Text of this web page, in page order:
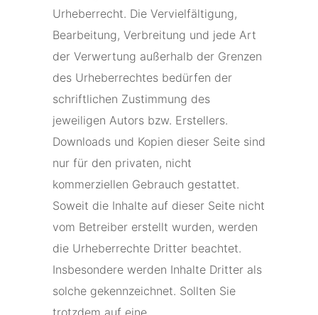
Urheberrecht. Die Vervielfältigung,
Bearbeitung, Verbreitung und jede Art
der Verwertung außerhalb der Grenzen
des Urheberrechtes bedürfen der
schriftlichen Zustimmung des
jeweiligen Autors bzw. Erstellers.
Downloads und Kopien dieser Seite sind
nur für den privaten, nicht
kommerziellen Gebrauch gestattet.
Soweit die Inhalte auf dieser Seite nicht
vom Betreiber erstellt wurden, werden
die Urheberrechte Dritter beachtet.
Insbesondere werden Inhalte Dritter als
solche gekennzeichnet. Sollten Sie
trotzdem auf eine